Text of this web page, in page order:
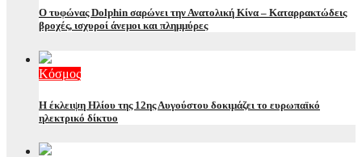
Ο τυφώνας Dolphin σαρώνει την Ανατολική Κίνα – Καταρρακτώδεις
βροχές, ισχυροί άνεμοι και πλημμύρες
Κόσμος
Η έκλειψη Ηλίου της 12ης Αυγούστου δοκιμάζει το ευρωπαϊκό
ηλεκτρικό δίκτυο